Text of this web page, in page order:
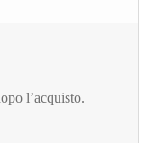
l’acquisto.